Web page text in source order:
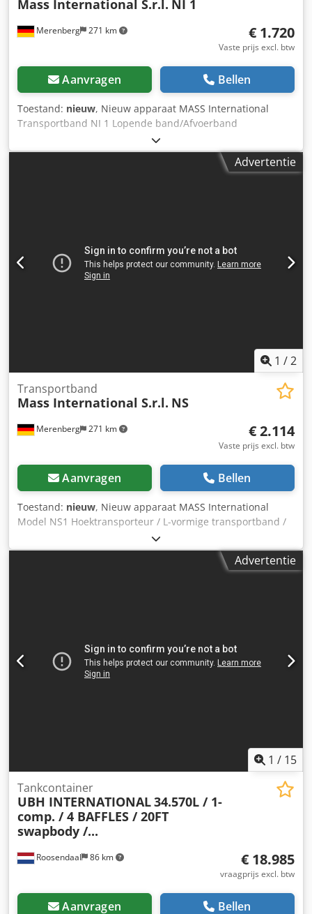
Merenberg 271 km
Mass International S.r.l. NI 1
€ 1.720
Vaste prijs excl. btw
Aanvragen Bellen
Toestand: nieuw, Nieuw apparaat MASS International
Transportband NI 1 Lopende band/Afvoerband
Hoekverstelbaar transportband met trechter in het
invoergedeelte Op korte termijn leverbaar Voorbeeld: NI 1
Lengte: 1500 mm Nuttige breedte: 250 mm Buitenbreedte:
zie standaard leverlijst Afmetingen op klantwens FDA-
conforme band Aangepaste bandsnelheid etc.
Advertentie
1 /2
Merenberg 271 km
Transportband
Mass International S.r.l. NS
€ 2.114
Vaste prijs excl. btw
Aanvragen Bellen
Toestand: nieuw, Nieuw apparaat MASS International
Model NS1 Hoektransporteur / L-vormige transportband /
Lopende band Direct leverbaar Verstelbare
hoektransporteur NS1 met opvangplaten in het
invoergedeelte Voorbeeld zoals afgebeeld: Invoergedeelte
Meeneemafstand 500 mm Bandsnelheid 3 m/min
Verrijdbaar op zwenkbare remwielen Drie-delige
trechterplaten voor het invoergedeelte De genoemde
Advertentie
1 / 15
Roosendaal 86 km
Tankcontainer
UBH INTERNATIONAL34.570L / 1-
comp. / 4 BAFFLES / 20FT
swapbody /...
€ 18.985
vraagprijs excl. btw
Aanvragen Bellen